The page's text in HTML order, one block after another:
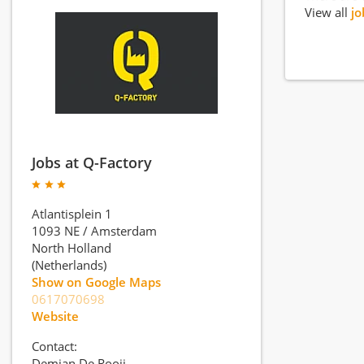
Jobs at Q-Factory
Atlantisplein 1
1093 NE / Amsterdam
North Holland
(Netherlands)
Show on Google Maps
0617070698
Website
Contact:
View all